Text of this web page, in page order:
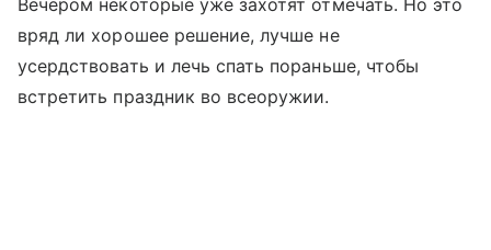
Вечером некоторые уже захотят отмечать. Но это
вряд ли хорошее решение, лучше не
усердствовать и лечь спать пораньше, чтобы
встретить праздник во всеоружии.